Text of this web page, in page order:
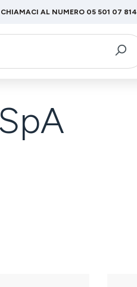
CHIAMACI AL NUMERO 05 501 07 814